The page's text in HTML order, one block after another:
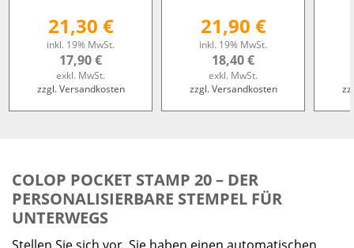
21,30 €
inkl. 19% MwSt.
17,90 €
exkl. MwSt.
zzgl. Versandkosten
21,90 €
inkl. 19% MwSt.
18,40 €
exkl. MwSt.
zzgl. Versandkosten
COLOP POCKET STAMP 20 – DER
PERSONALISIERBARE STEMPEL FÜR
UNTERWEGS